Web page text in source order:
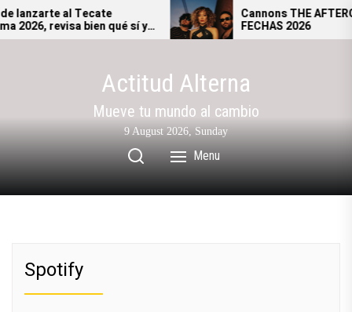
Skip
to
al Tecate
revisa bien qué sí y
ingresar al festival.
Cannons THE
FECHAS 2026
Actitud Alterna
Mueve tu mundo al cambio
9 August 2026, Sunday
Menu
Spotify